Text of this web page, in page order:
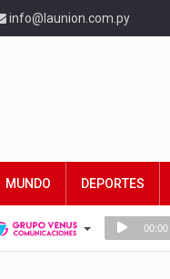
info@launion.com.py
MUNDO DEPORTES